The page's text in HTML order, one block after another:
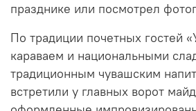
празднике или посмотрел
По традиции почетных гостей
караваем и национальными
традиционным чувашским
встретили у главных ворот